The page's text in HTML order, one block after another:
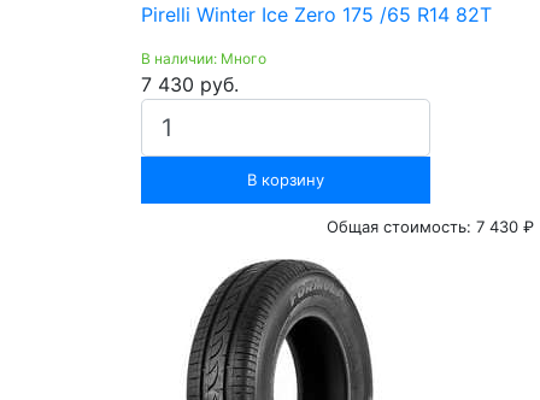
Pirelli Winter Ice Zero 175 /65 R14 82T
В наличии: Много
7 430 руб.
В корзину
Общая стоимость: 7 430 ₽